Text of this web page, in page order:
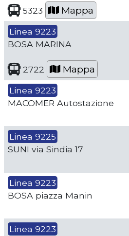
5323 Mappa
Linea 9223
BOSA MARINA
2722 Mappa
Linea 9223
MACOMER Autostazione
Linea 9225
SUNI via Sindia 17
Linea 9223
BOSA piazza Manin
Linea 9223